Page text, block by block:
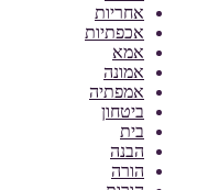
אחריות
אכפתיות
אמא
אמונה
אמפתיה
ביטחון
בית
הבנה
הורה